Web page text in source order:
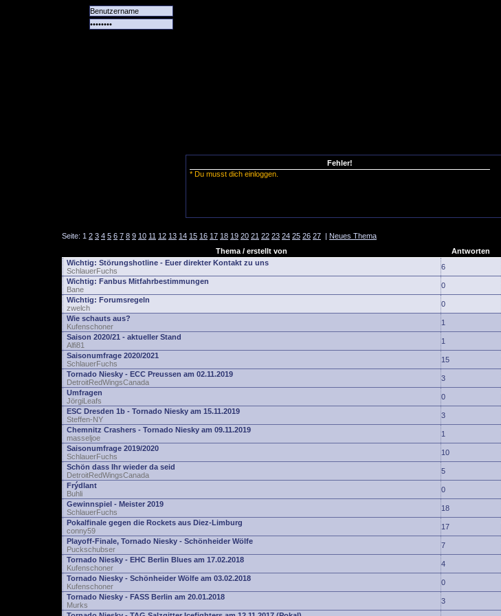
Fehler!
* Du musst dich einloggen.
Seite: 1 2 3 4 5 6 7 8 9 10 11 12 13 14 15 16 17 18 19 20 21 22 23 24 25 26 27 | Neues Thema
Thema / erstellt von
Antworten
Wichtig: Störungshotline - Euer direkter Kontakt zu uns
SchlauerFuchs
6
Wichtig: Fanbus Mitfahrbestimmungen
Bane
0
Wichtig: Forumsregeln
zwelch
0
Wie schauts aus?
Kufenschoner
1
Saison 2020/21 - aktueller Stand
Alfi81
1
Saisonumfrage 2020/2021
SchlauerFuchs
15
Tornado Niesky - ECC Preussen am 02.11.2019
DetroitRedWingsCanada
3
Umfragen
JörgiLeafs
0
ESC Dresden 1b - Tornado Niesky am 15.11.2019
Steffen-NY
3
Chemnitz Crashers - Tornado Niesky am 09.11.2019
masseljoe
1
Saisonumfrage 2019/2020
SchlauerFuchs
10
Schön dass Ihr wieder da seid
DetroitRedWingsCanada
5
Frýdlant
Buhli
0
Gewinnspiel - Meister 2019
SchlauerFuchs
18
Pokalfinale gegen die Rockets aus Diez-Limburg
conny59
17
Playoff-Finale, Tornado Niesky - Schönheider Wölfe
Puckschubser
7
Tornado Niesky - EHC Berlin Blues am 17.02.2018
Kufenschoner
4
Tornado Niesky - Schönheider Wölfe am 03.02.2018
Kufenschoner
0
Tornado Niesky - FASS Berlin am 20.01.2018
Murks
3